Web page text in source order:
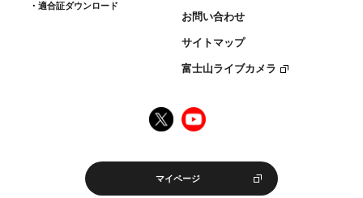
適合証ダウンロード
お問い合わせ
サイトマップ
富士山ライブカメラ
マイページ